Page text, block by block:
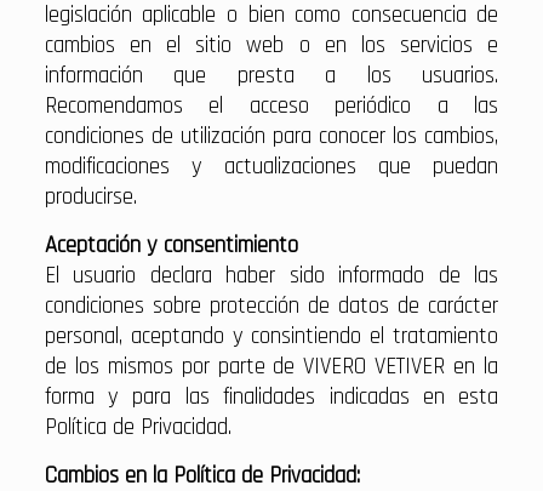
legislación aplicable o bien como consecuencia de
cambios en el sitio web o en los servicios e
información que presta a los usuarios.
Recomendamos el acceso periódico a las
condiciones de utilización para conocer los cambios,
modificaciones y actualizaciones que puedan
producirse.
Aceptación y consentimiento
El usuario declara haber sido informado de las
condiciones sobre protección de datos de carácter
personal, aceptando y consintiendo el tratamiento
de los mismos por parte de VIVERO VETIVER en la
forma y para las finalidades indicadas en esta
Política de Privacidad.
Cambios en la Política de Privacidad: